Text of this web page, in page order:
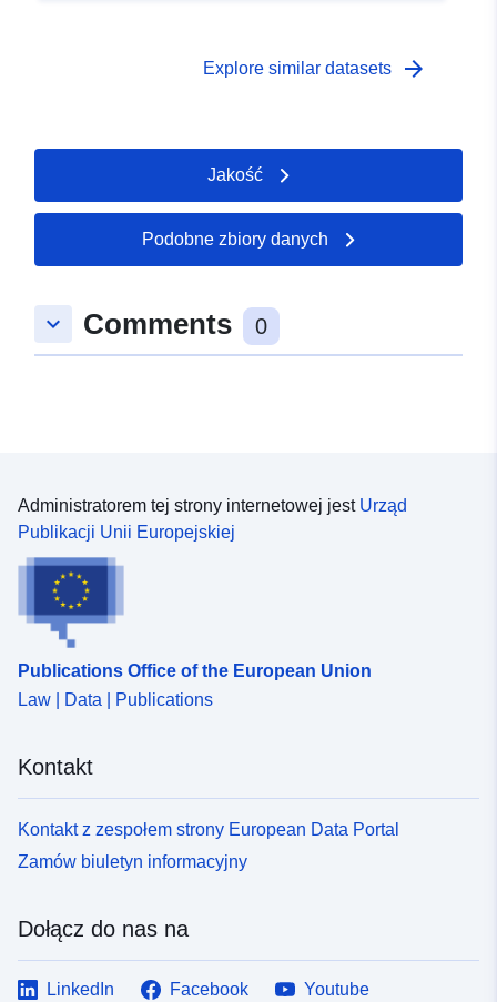
Explore similar datasets arrow_forward
Jakość
Podobne zbiory danych
keyboard_arrow_down Comments 0
Administratorem tej strony internetowej jest Urząd
Publikacji Unii Europejskiej
Publications Office of the European Union
Law | Data | Publications
Kontakt
Kontakt z zespołem strony European Data Portal
Zamów biuletyn informacyjny
Dołącz do nas na
LinkedIn Facebook
Youtube